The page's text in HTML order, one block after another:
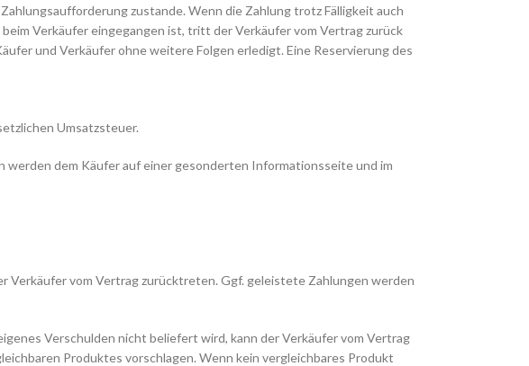
zustande. Wenn die Zahlung trotz Fälligkeit auch
Verkäufer eingegangen ist, tritt der Verkäufer vom Vertrag zurück
und Verkäufer ohne weitere Folgen erledigt. Eine Reservierung des
Umsatzsteuer.
werden dem Käufer auf einer gesonderten Informationsseite und im
Verkäufer vom Vertrag zurücktreten. Ggf. geleistete Zahlungen werden
Verschulden nicht beliefert wird, kann der Verkäufer vom Vertrag
Produktes vorschlagen. Wenn kein vergleichbares Produkt